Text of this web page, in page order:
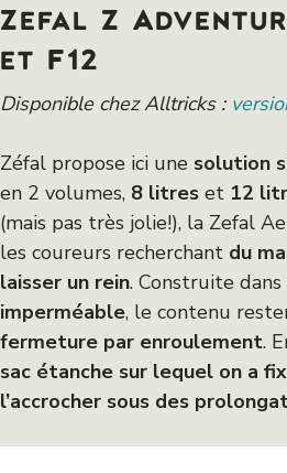
Zefal Z
et F12
Disponible chez Alltricks :
Zéfal propose ici une solution
en 2 volumes, 8 litres et 12
(mais pas très jolie!), la Zefal
les coureurs recherchant du
laisser un rein. Construite dans
imperméable, le contenu
fermeture par enroulement.
sac étanche sur lequel on a
l’accrocher sous des